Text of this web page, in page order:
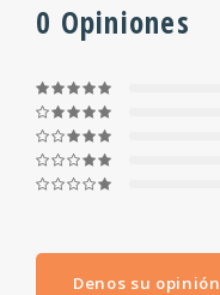
0 Opiniones
Denos su opinión